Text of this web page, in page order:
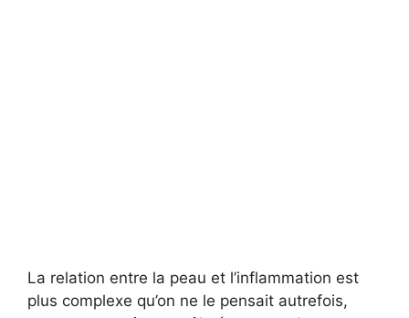
La relation entre la peau et l’inflammation est
plus complexe qu’on ne le pensait autrefois,